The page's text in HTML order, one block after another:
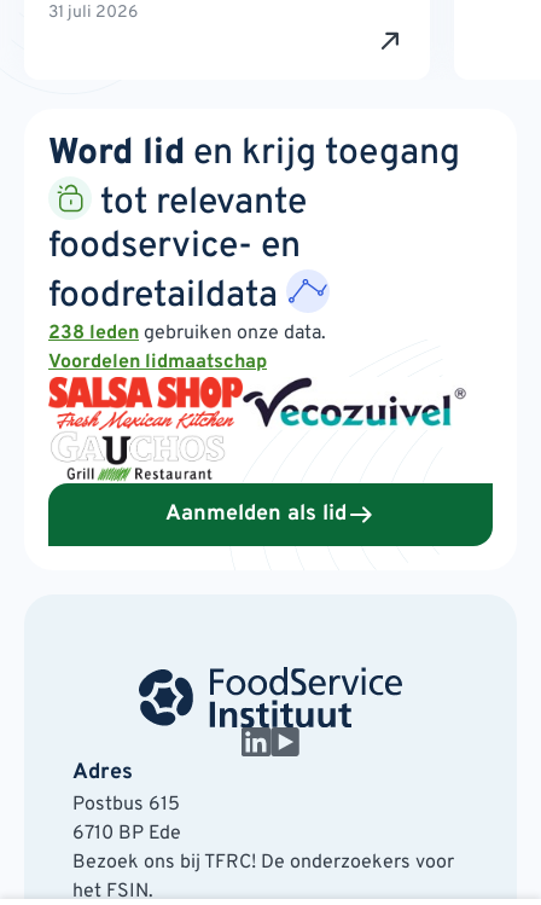
31 juli 2026
Word lid en krijg toegang
tot relevante
foodservice- en
foodretaildata
238 leden gebruiken onze data.
Voordelen lidmaatschap
Aanmelden als lid
Adres
Postbus 615
6710 BP Ede
Bezoek ons bij TFRC! De onderzoekers voor
het FSIN.